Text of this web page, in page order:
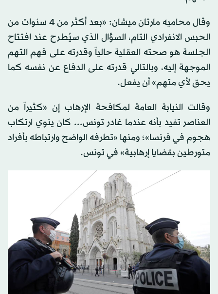
وقال محاميه مارتان ميشان: «بعد أكثر من 4 سنوات من
الحبس الانفرادي التام، السؤال الذي سيُطرح عند افتتاح
الجلسة هو صحته العقلية حالياً وقدرته على فهم التهم
الموجهة إليه، وبالتالي قدرته على الدفاع عن نفسه كما
يحق لأي متهم» أن يفعل.
وقالت النيابة العامة لمكافحة الإرهاب إن «كثيراً من
العناصر تفيد بأنه عندما غادر تونس... كان ينوي ارتكاب
هجوم في فرنسا»؛ ومنها «تطرفه الواضح وارتباطه بأفراد
متورطين بقضايا إرهابية» في تونس.